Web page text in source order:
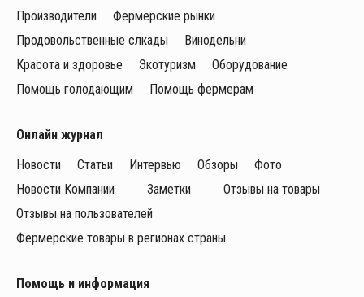
Производители
Фермерские рынки
Продовольственные слкады
Винодельни
Красота и здоровье
Экотуризм
Оборудование
Помощь голодающим
Помощь фермерам
Онлайн журнал
Новости
Статьи Интервью Обзоры
Фото
Новости Компании
Заметки
Отзывы на товары
Отзывы на пользователей
Фермерские товары в регионах страны
Помощь и информация